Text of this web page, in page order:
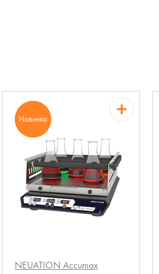
Новинка
NEUATION Accumax